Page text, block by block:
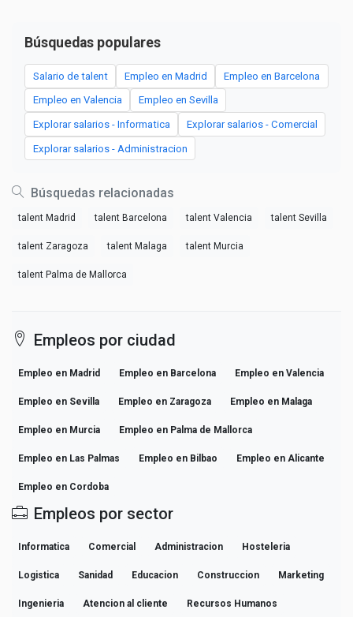
Búsquedas populares
Salario de talent Empleo en Madrid Empleo en Barcelona
Empleo en Valencia Empleo en Sevilla
Explorar salarios - Informatica Explorar salarios - Comercial
Explorar salarios - Administracion
Búsquedas relacionadas
talent Madrid talent Barcelona talent Valencia talent Sevilla
talent Zaragoza talent Malaga talent Murcia
talent Palma de Mallorca
Empleos por ciudad
Empleo en Madrid Empleo en Barcelona Empleo en Valencia
Empleo en Sevilla Empleo en Zaragoza Empleo en Malaga
Empleo en Murcia Empleo en Palma de Mallorca
Empleo en Las Palmas Empleo en Bilbao Empleo en Alicante
Empleo en Cordoba
Empleos por sector
Informatica Comercial Administracion Hosteleria
Logistica Sanidad Educacion Construccion Marketing
Ingenieria Atencion al cliente Recursos Humanos